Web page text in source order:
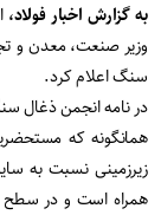
به گزارش اخبار فولاد،
وزیر صنعت، معدن و
سنگ اعلام کرد.
در نامه انجمن ذغال
همانگونه که
زیرزمینی نسبت به
همراه است و در سطح